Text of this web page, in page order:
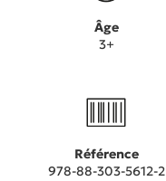
Âge
3+
Référence
978-88-303-5612-2